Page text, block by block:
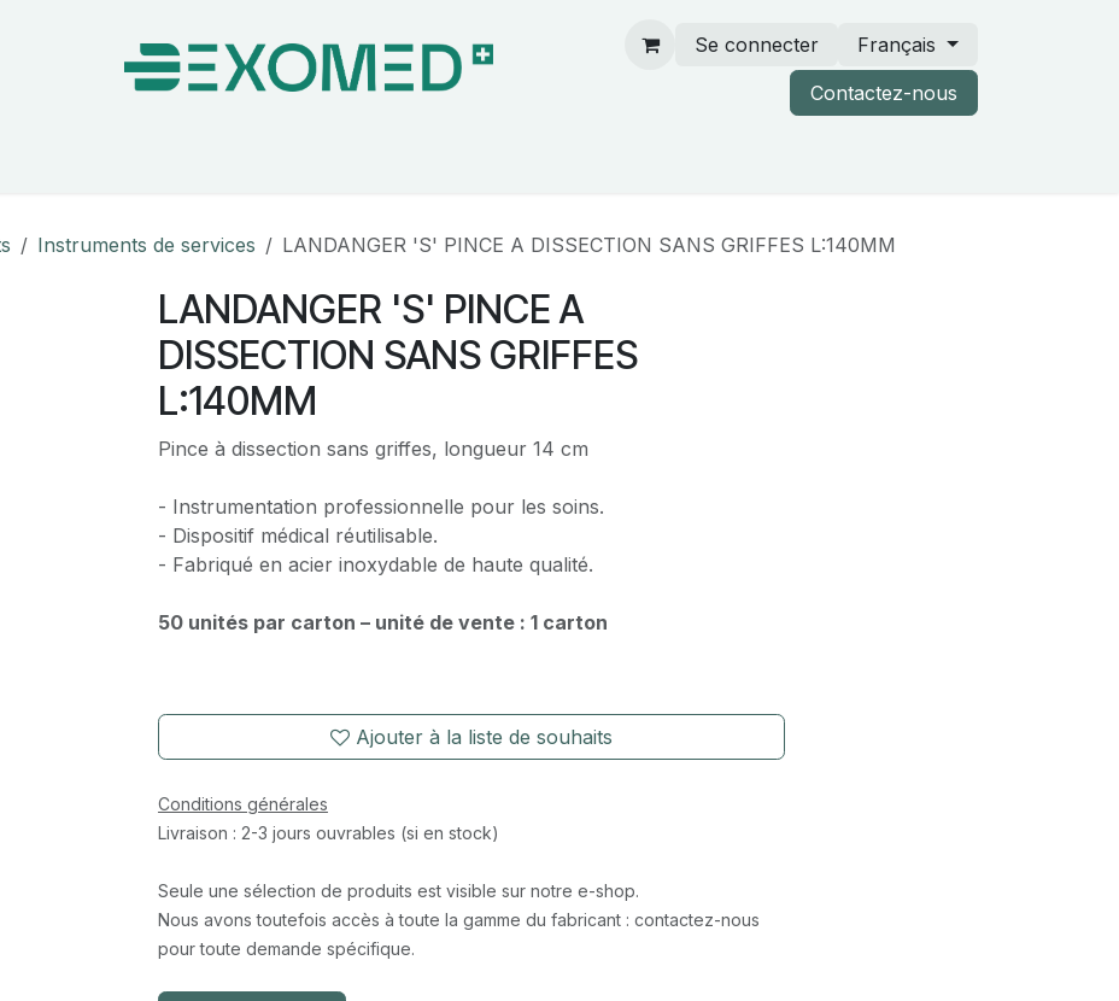
Se connecter
Français
Contactez-nous
Instruments de services LANDANGER 'S' PINCE A DISSECTION SANS GRIFFES L:140MM
LANDANGER 'S' PINCE A
DISSECTION SANS GRIFFES
L:140MM
Pince à dissection sans griffes, longueur 14 cm
- Instrumentation professionnelle pour les soins.
- Dispositif médical réutilisable.
- Fabriqué en acier inoxydable de haute qualité.
50 unités par carton – unité de vente : 1 carton
Ajouter à la liste de souhaits
Conditions générales
Livraison : 2-3 jours ouvrables (si en stock)
Seule une sélection de produits est visible sur notre e-shop.
Nous avons toutefois accès à toute la gamme du fabricant : contactez-nous
pour toute demande spécifique.